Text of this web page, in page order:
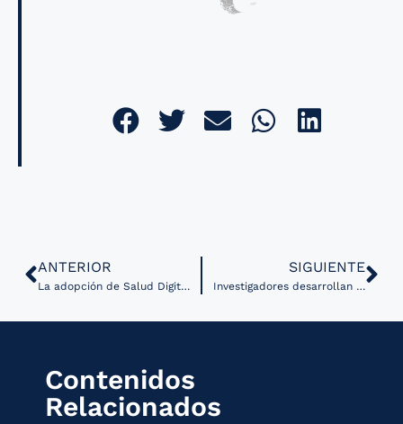
ANTERIOR
La adopción de Salud Digital en centros de salud académicos
SIGUIENTE
Investigadores desarrollan aprendizaje automático para la predicción de complicaciones quirúrgicas
Contenidos
Relacionados